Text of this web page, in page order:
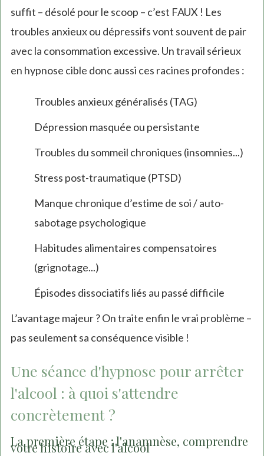
suffit – désolé pour le scoop – c’est FAUX ! Les
troubles anxieux ou dépressifs vont souvent de pair
avec la consommation excessive. Un travail sérieux
en hypnose cible donc aussi ces racines profondes :
Troubles anxieux généralisés (TAG)
Dépression masquée ou persistante
Troubles du sommeil chroniques (insomnies...)
Stress post-traumatique (PTSD)
Manque chronique d’estime de soi / auto-
sabotage psychologique
Habitudes alimentaires compensatoires
(grignotage...)
Épisodes dissociatifs liés au passé difficile
L’avantage majeur ? On traite enfin le vrai problème –
pas seulement sa conséquence visible !
Une séance d'hypnose pour arrêter
l'alcool : à quoi s'attendre
concrètement ?
La première étape : l'anamnèse, comprendre
votre histoire avec l'alcool